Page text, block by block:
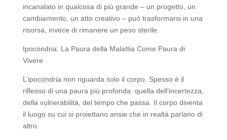
incanalato in qualcosa di più grande – un progetto, un
cambiamento, un atto creativo – può trasformarsi in una
risorsa, invece di rimanere un peso sterile.
Ipocondria: La Paura della Malattia Come Paura di
Vivere
L’ipocondria non riguarda solo il corpo. Spesso è il
riflesso di una paura più profonda: quella dell’incertezza,
della vulnerabilità, del tempo che passa. Il corpo diventa
il luogo su cui si proiettano ansie che in realtà parlano di
altro.